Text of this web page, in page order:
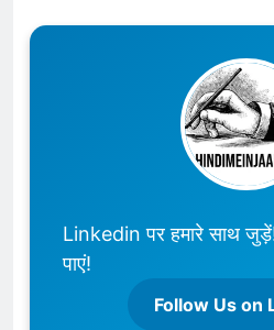
Linkedin पर हमारे साथ
पाएं!
Follow Us on